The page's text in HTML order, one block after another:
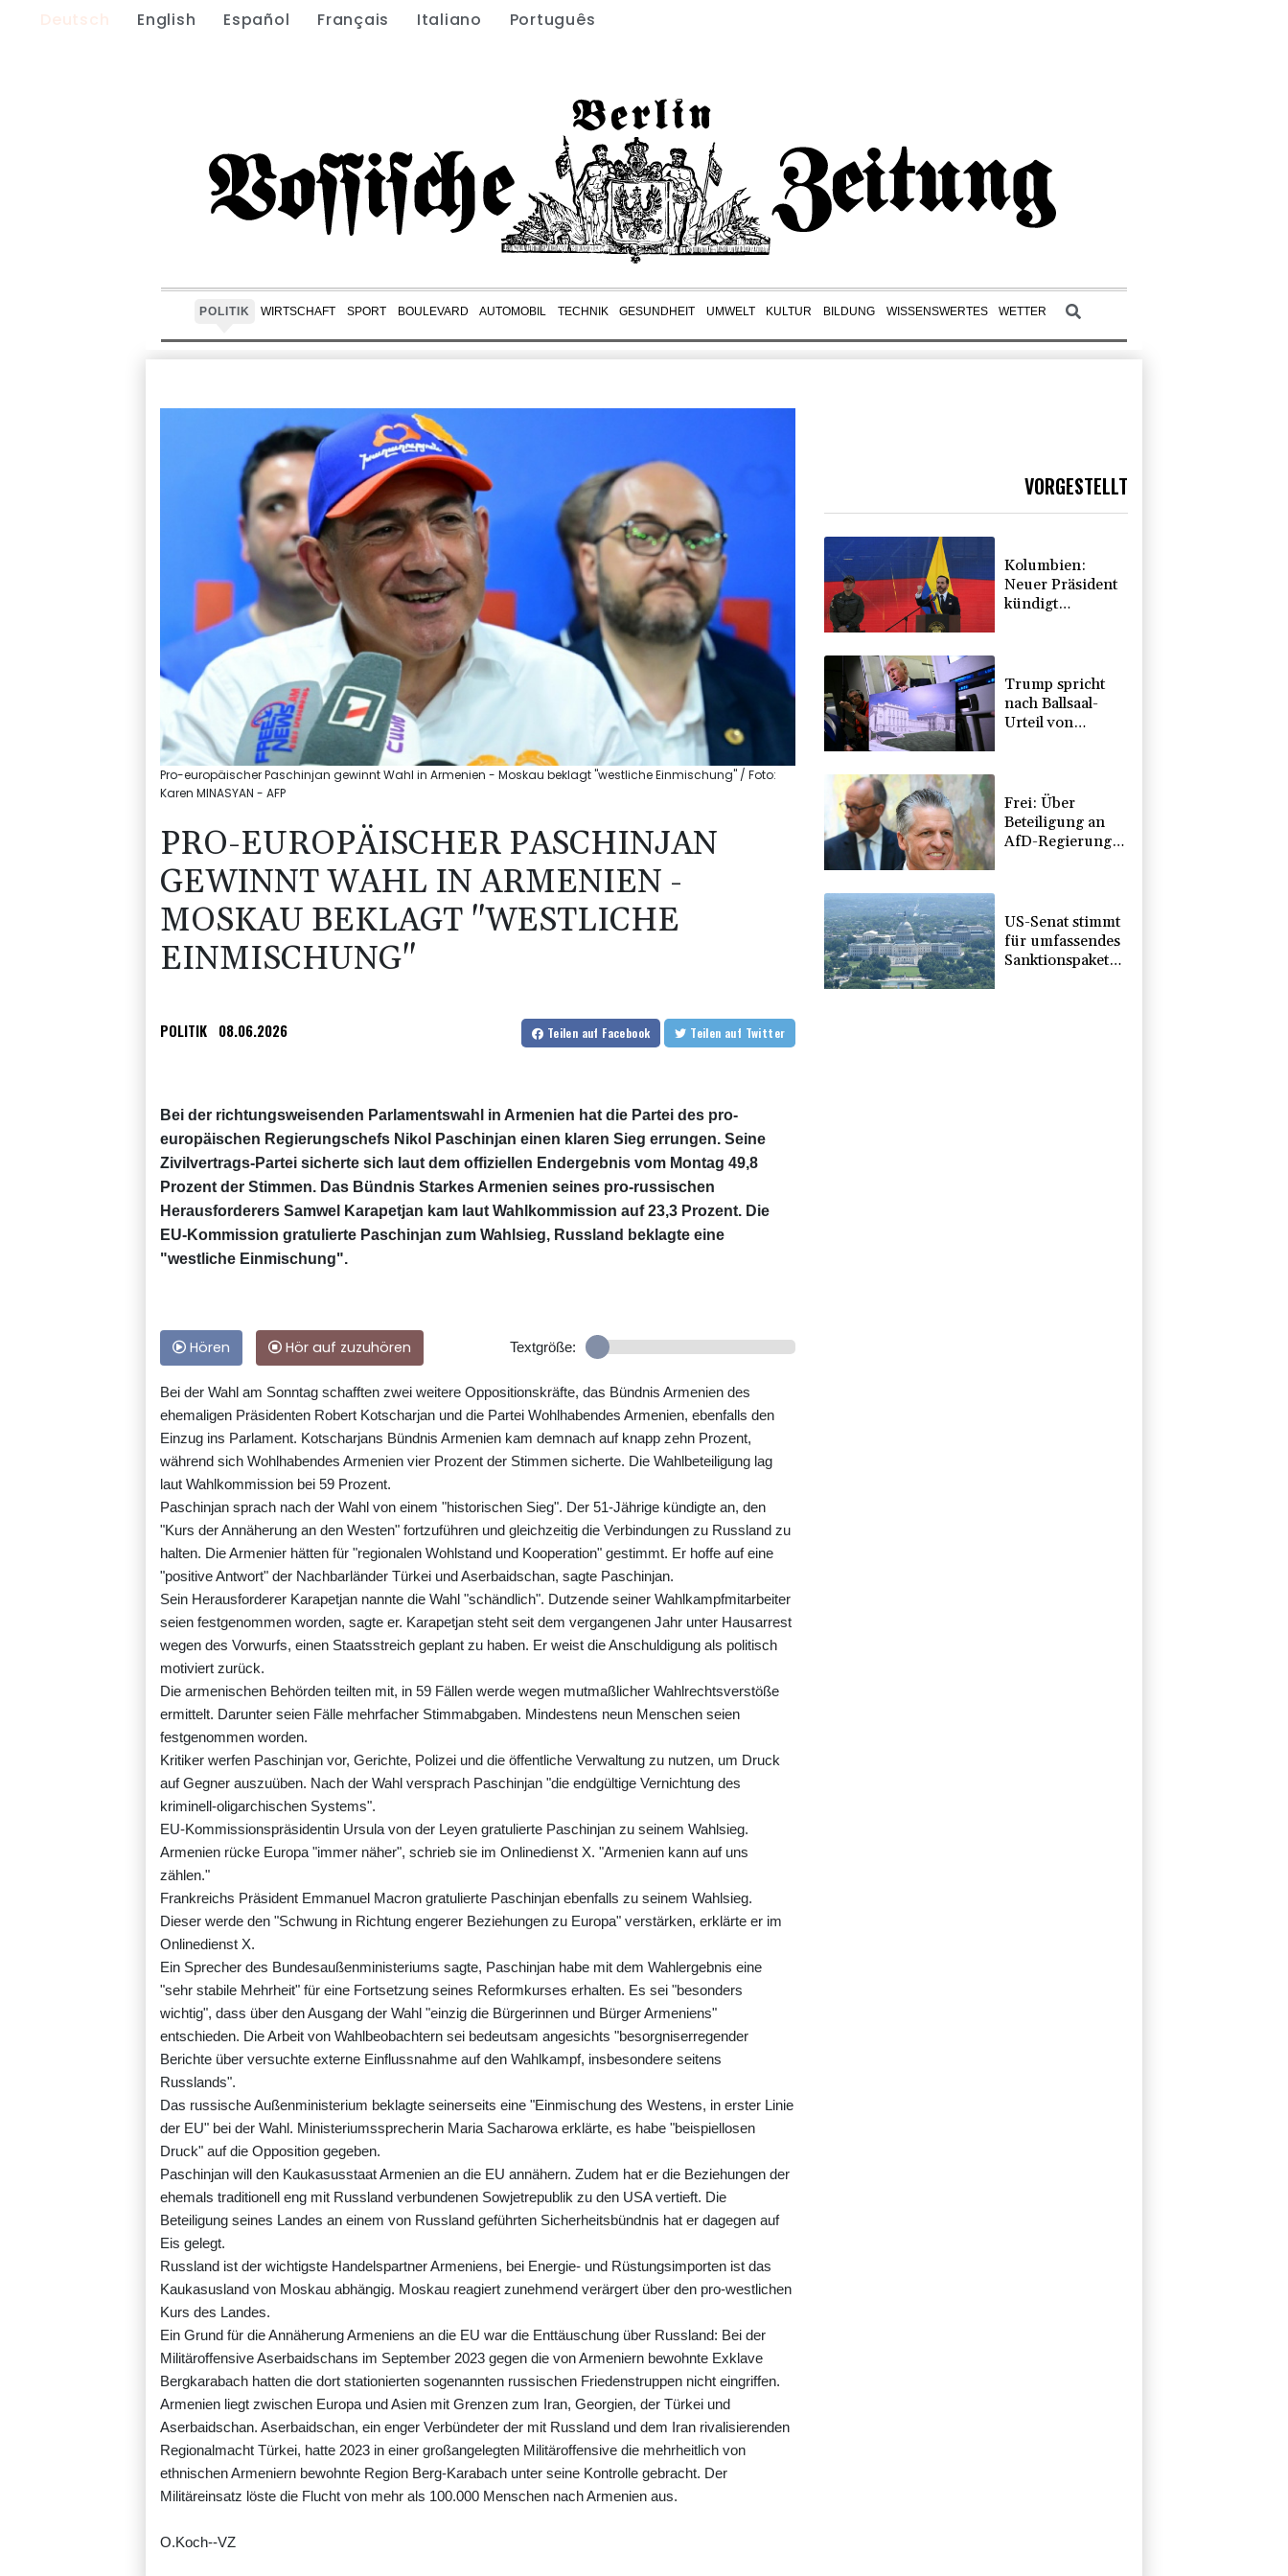
Deutsch English Español Français Italiano Português
POLITIK WIRTSCHAFT SPORT BOULEVARD AUTOMOBIL TECHNIK GESUNDHEIT UMWELT KULTUR BILDUNG WISSENSWERTES WETTER
Pro-europäischer Paschinjan gewinnt Wahl in Armenien - Moskau beklagt "westliche Einmischung" / Foto:
Karen MINASYAN - AFP
PRO-EUROPÄISCHER PASCHINJAN
GEWINNT WAHL IN ARMENIEN -
MOSKAU BEKLAGT "WESTLICHE
EINMISCHUNG"
POLITIK 08.06.2026 Teilen auf Facebook Teilen auf Twitter
Bei der richtungsweisenden Parlamentswahl in Armenien hat die Partei des pro-
europäischen Regierungschefs Nikol Paschinjan einen klaren Sieg errungen. Seine
Zivilvertrags-Partei sicherte sich laut dem offiziellen Endergebnis vom Montag 49,8
Prozent der Stimmen. Das Bündnis Starkes Armenien seines pro-russischen
Herausforderers Samwel Karapetjan kam laut Wahlkommission auf 23,3 Prozent. Die
EU-Kommission gratulierte Paschinjan zum Wahlsieg, Russland beklagte eine
"westliche Einmischung".
Hören Hör auf zuzuhören Textgröße:
Bei der Wahl am Sonntag schafften zwei weitere Oppositionskräfte, das Bündnis Armenien des
ehemaligen Präsidenten Robert Kotscharjan und die Partei Wohlhabendes Armenien, ebenfalls den
Einzug ins Parlament. Kotscharjans Bündnis Armenien kam demnach auf knapp zehn Prozent,
während sich Wohlhabendes Armenien vier Prozent der Stimmen sicherte. Die Wahlbeteiligung lag
laut Wahlkommission bei 59 Prozent.
Paschinjan sprach nach der Wahl von einem "historischen Sieg". Der 51-Jährige kündigte an, den
"Kurs der Annäherung an den Westen" fortzuführen und gleichzeitig die Verbindungen zu Russland zu
halten. Die Armenier hätten für "regionalen Wohlstand und Kooperation" gestimmt. Er hoffe auf eine
"positive Antwort" der Nachbarländer Türkei und Aserbaidschan, sagte Paschinjan.
Sein Herausforderer Karapetjan nannte die Wahl "schändlich". Dutzende seiner Wahlkampfmitarbeiter
seien festgenommen worden, sagte er. Karapetjan steht seit dem vergangenen Jahr unter Hausarrest
wegen des Vorwurfs, einen Staatsstreich geplant zu haben. Er weist die Anschuldigung als politisch
motiviert zurück.
Die armenischen Behörden teilten mit, in 59 Fällen werde wegen mutmaßlicher Wahlrechtsverstöße
ermittelt. Darunter seien Fälle mehrfacher Stimmabgaben. Mindestens neun Menschen seien
festgenommen worden.
Kritiker werfen Paschinjan vor, Gerichte, Polizei und die öffentliche Verwaltung zu nutzen, um Druck
auf Gegner auszuüben. Nach der Wahl versprach Paschinjan "die endgültige Vernichtung des
kriminell-oligarchischen Systems".
EU-Kommissionspräsidentin Ursula von der Leyen gratulierte Paschinjan zu seinem Wahlsieg.
Armenien rücke Europa "immer näher", schrieb sie im Onlinedienst X. "Armenien kann auf uns
zählen."
Frankreichs Präsident Emmanuel Macron gratulierte Paschinjan ebenfalls zu seinem Wahlsieg.
Dieser werde den "Schwung in Richtung engerer Beziehungen zu Europa" verstärken, erklärte er im
Onlinedienst X.
Ein Sprecher des Bundesaußenministeriums sagte, Paschinjan habe mit dem Wahlergebnis eine
"sehr stabile Mehrheit" für eine Fortsetzung seines Reformkurses erhalten. Es sei "besonders
wichtig", dass über den Ausgang der Wahl "einzig die Bürgerinnen und Bürger Armeniens"
entschieden. Die Arbeit von Wahlbeobachtern sei bedeutsam angesichts "besorgniserregender
Berichte über versuchte externe Einflussnahme auf den Wahlkampf, insbesondere seitens
Russlands".
Das russische Außenministerium beklagte seinerseits eine "Einmischung des Westens, in erster Linie
der EU" bei der Wahl. Ministeriumssprecherin Maria Sacharowa erklärte, es habe "beispiellosen
Druck" auf die Opposition gegeben.
Paschinjan will den Kaukasusstaat Armenien an die EU annähern. Zudem hat er die Beziehungen der
ehemals traditionell eng mit Russland verbundenen Sowjetrepublik zu den USA vertieft. Die
Beteiligung seines Landes an einem von Russland geführten Sicherheitsbündnis hat er dagegen auf
Eis gelegt.
Russland ist der wichtigste Handelspartner Armeniens, bei Energie- und Rüstungsimporten ist das
Kaukasusland von Moskau abhängig. Moskau reagiert zunehmend verärgert über den pro-westlichen
Kurs des Landes.
Ein Grund für die Annäherung Armeniens an die EU war die Enttäuschung über Russland: Bei der
Militäroffensive Aserbaidschans im September 2023 gegen die von Armeniern bewohnte Exklave
Bergkarabach hatten die dort stationierten sogenannten russischen Friedenstruppen nicht eingriffen.
Armenien liegt zwischen Europa und Asien mit Grenzen zum Iran, Georgien, der Türkei und
Aserbaidschan. Aserbaidschan, ein enger Verbündeter der mit Russland und dem Iran rivalisierenden
Regionalmacht Türkei, hatte 2023 in einer großangelegten Militäroffensive die mehrheitlich von
ethnischen Armeniern bewohnte Region Berg-Karabach unter seine Kontrolle gebracht. Der
Militäreinsatz löste die Flucht von mehr als 100.000 Menschen nach Armenien aus.
O.Koch--VZ
VORGESTELLT
Kolumbien:
Neuer Präsident
kündigt
Trump spricht
nach Ballsaal-
Urteil von
Frei: Über
Beteiligung an
AfD-Regierung
US-Senat stimmt
für umfassendes
Sanktionspaket